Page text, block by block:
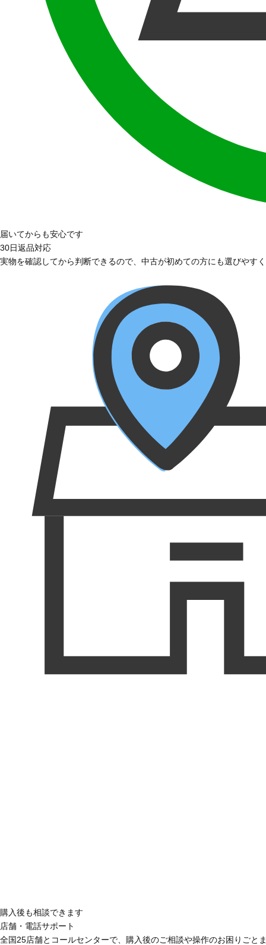
届いてからも安心です
30日返品対応
実物を確認してから判断できるので、中古が初めての方にも選びやす
購入後も相談できます
店舗・電話サポート
全国25店舗とコールセンターで、購入後のご相談や操作のお困りごと